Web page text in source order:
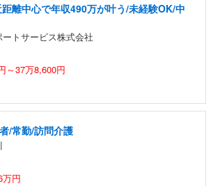
離中心で年収490万が叶う/未経験OK/中
トサービス株式会社
～37万8,600円
/常勤/訪問介護
万円